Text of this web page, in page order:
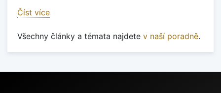
Číst více
Všechny články a témata najdete v naší poradně.